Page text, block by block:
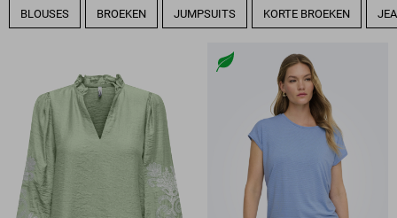
BLOUSES BROEKEN JUMPSUITS KORTE BROEKEN